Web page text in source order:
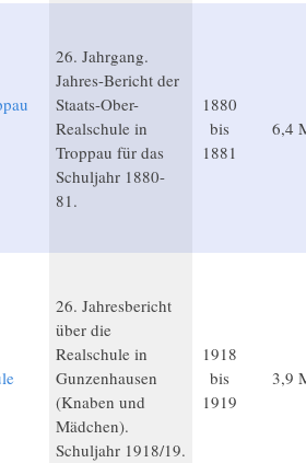
26. Jahrgang.
Jahres-Bericht der
Staats-Ober-
Realschule in
Troppau für das
Schuljahr 1880-
81.
1880
bis
1881
6,4
26. Jahresbericht
über die
Realschule in
Gunzenhausen
(Knaben und
Mädchen).
Schuljahr 1918/19.
1918
bis
1919
3,9